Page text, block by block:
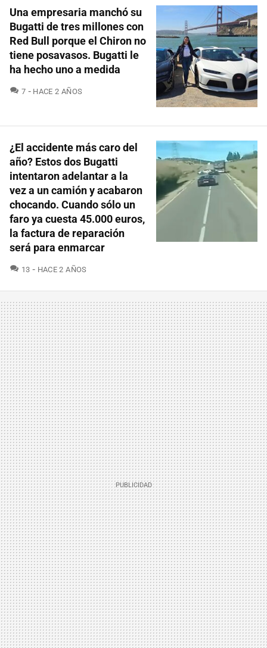
Una empresaria manchó su
Bugatti de tres millones con
Red Bull porque el Chiron no
tiene posavasos. Bugatti le
ha hecho uno a medida
7 COMENTARIOS
HACE 2 AÑOS
¿El accidente más caro del
año? Estos dos Bugatti
intentaron adelantar a la
vez a un camión y acabaron
chocando. Cuando sólo un
faro ya cuesta 45.000 euros,
la factura de reparación
será para enmarcar
13 COMENTARIOS
HACE 2 AÑOS